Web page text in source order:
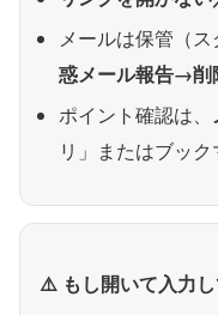
メールは保管（ス
惑メール報告→削
ポイント確認は、
リ」またはブッ
⚠️ もし開いて入力し